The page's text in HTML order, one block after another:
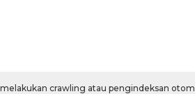
crawling atau pengindeksan